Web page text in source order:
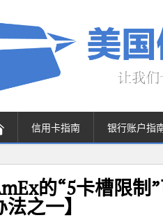
信用卡指南 银行账户指
的“5卡槽限制
法之一】